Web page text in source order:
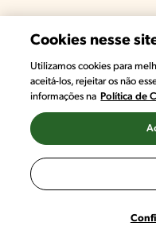
Cookies nesse
Utilizamos cookies para
aceitá-los, rejeitar os não
informações na Política de